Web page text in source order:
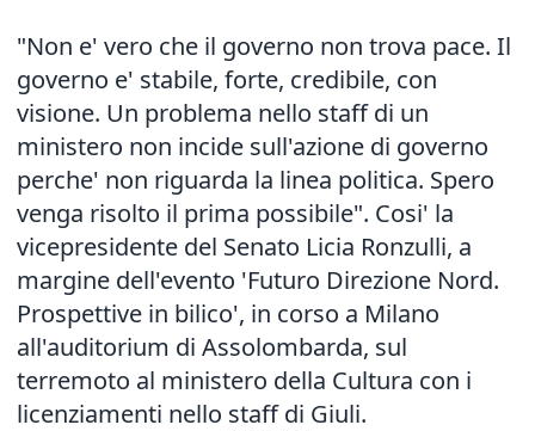
"Non e' vero che il governo non trova pace. Il
governo e' stabile, forte, credibile, con
visione. Un problema nello staff di un
ministero non incide sull'azione di governo
perche' non riguarda la linea politica. Spero
venga risolto il prima possibile". Cosi' la
vicepresidente del Senato Licia Ronzulli, a
margine dell'evento 'Futuro Direzione Nord.
Prospettive in bilico', in corso a Milano
all'auditorium di Assolombarda, sul
terremoto al ministero della Cultura con i
licenziamenti nello staff di Giuli.